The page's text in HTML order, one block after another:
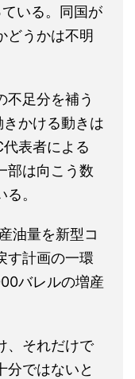
いる。同国が
どうかは不明
不足分を補う
かける動きは
表者による
部は向こう数
。
油量を新型コ
す計画の一環
バレルの増産
、それだけで
分ではないと